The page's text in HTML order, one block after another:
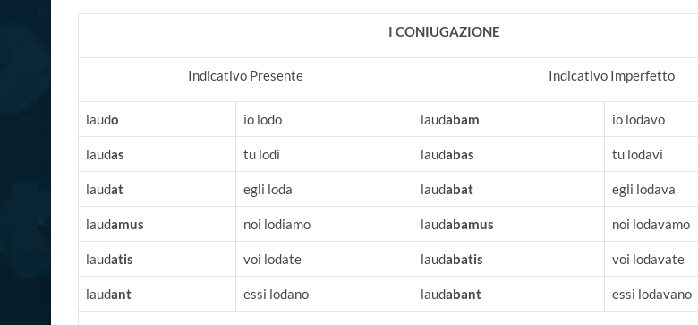
I CONIUGAZIONE
Indicativo Presente Indicativo Imperfetto
laudo io lodo laudabam io lodavo
laudas tu lodi laudabas tu lodavi
laudat egli loda laudabat egli lodava
laudamus noi lodiamo laudabamus noi lodavamo
laudatis voi lodate laudabatis voi lodavate
laudant essi lodano laudabant essi lodavano